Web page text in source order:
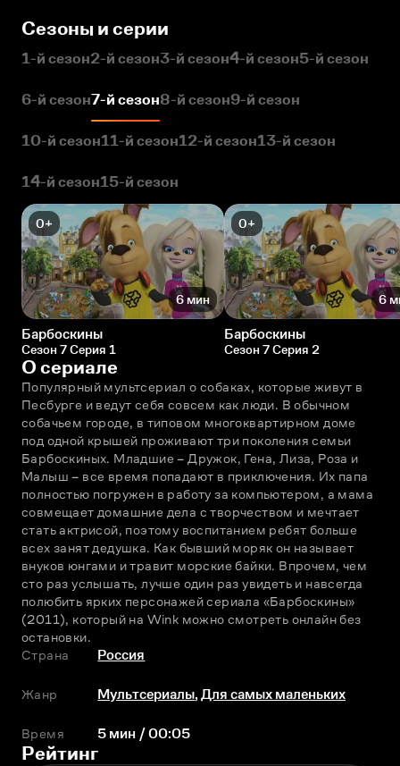
Сезоны и серии
1-й сезон2-й сезон3-й сезон4-й сезон5-й сезон
6-й сезон7-й сезон8-й сезон9-й сезон
10-й сезон11-й сезон12-й сезон13-й сезон
14-й сезон15-й сезон
0+
6 мин
Барбоскины
Сезон 7 Серия 1
0+
6
Барбоскины
Сезон 7 Серия 2
О сериале
Популярный мультсериал о собаках, которые живут в
Песбурге и ведут себя совсем как люди. В обычном
собачьем городе, в типовом многоквартирном доме
под одной крышей проживают три поколения семьи
Барбоскиных. Младшие – Дружок, Гена, Лиза, Роза и
Малыш – всe время попадают в приключения. Их папа
полностью погружен в работу за компьютером, а мама
совмещает домашние дела с творчеством и мечтает
стать актрисой, поэтому воспитанием ребят больше
всех занят дедушка. Как бывший моряк он называет
внуков юнгами и травит морские байки. Впрочем, чем
сто раз услышать, лучше один раз увидеть и навсегда
полюбить ярких персонажей сериала «Барбоскины»
(2011), который на Wink можно смотреть онлайн без
остановки.
Страна
Россия
Жанр Мультсериалы,Для самых маленьких
Время 5 мин / 00:05
Рейтинг